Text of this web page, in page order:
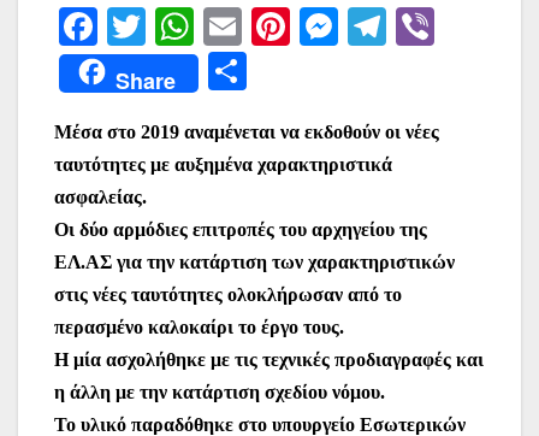
F
a
c
e
b
o
o
k
T
w
itt
er
W
h
at
s
A
p
p
E
m
ai
l
Pi
e
st
M
s
e
n
g
er
T
gr
a
m
Share
ρ
α
σ
τε
ίτ
ε
Μέσα στο 2019 αναμένεται να εκδοθούν οι νέες
ταυτότητες με αυξημένα χαρακτηριστικά
ασφαλείας.
Οι δύο αρμόδιες επιτροπές του αρχηγείου της
ΕΛ.ΑΣ για την κατάρτιση των χαρακτηριστικών
στις νέες ταυτότητες ολοκλήρωσαν από το
περασμένο καλοκαίρι το έργο τους.
Η μία ασχολήθηκε με τις τεχνικές προδιαγραφές και
η άλλη με την κατάρτιση σχεδίου νόμου.
Το υλικό παραδόθηκε στο υπουργείο Εσωτερικών